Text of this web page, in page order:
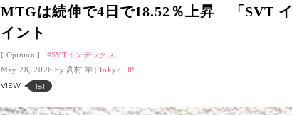
MTGは続伸で4日で18.52％上昇 「SVT
イント
Opinion
SVTインデックス
May 28, 2026.
高村 学 Tokyo, JP
VIEW 181